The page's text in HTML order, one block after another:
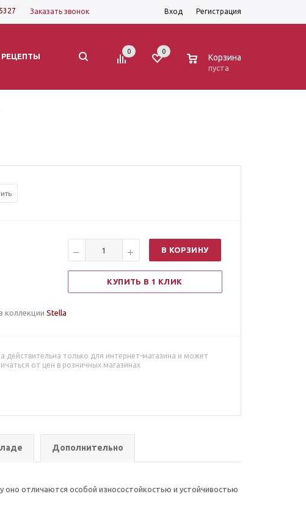
Заказать звонок Вход Регистрация
РЕЦЕПТЫ
0 0
Корзина
пуста
В КОРЗИНУ
КУПИТЬ В 1 КЛИК
коллекцииStella
действительна только для интернет-магазина и может
от цен в розничных магазинах
Дополнительно
отличаются особой износостойкостью и устойчивостью